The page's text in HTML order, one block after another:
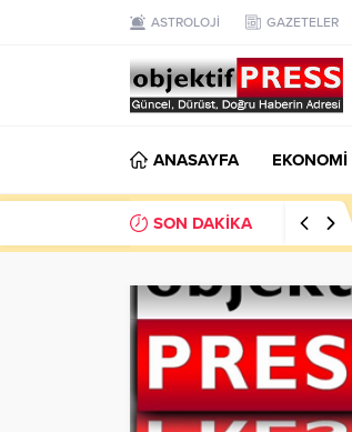
ASTROLOJİ GAZETELER
ANASAYFA EKONOMİ
SON DAKİKA